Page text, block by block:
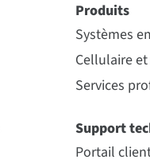
Produits
Systèmes
Cellulaire
Services
Support
Portail